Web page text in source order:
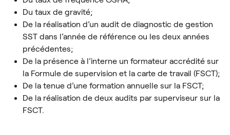
Du taux de gravité;
De la réalisation d’un audit de diagnostic de gestion
SST dans l’année de référence ou les deux années
précédentes;
De la présence à l’interne un formateur accrédité sur
la Formule de supervision et la carte de travail (FSCT);
De la tenue d’une formation annuelle sur la FSCT;
De la réalisation de deux audits par superviseur sur la
FSCT.